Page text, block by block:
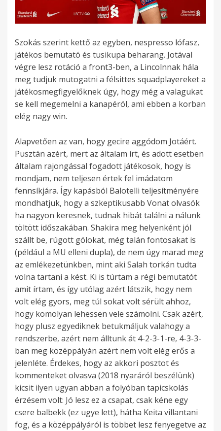
Szokás szerint kettő az egyben, nespresso lófasz,
játékos bemutató és tusikupa beharang. Jotával
végre lesz rotáció a front3-ben, a Lincolnnak hála
meg tudjuk mutogatni a félsittes squadplayereket a
játékosmegfigyelőknek úgy, hogy még a valagukat
se kell megemelni a kanapéról, ami ebben a korban
elég nagy win.
Alapvetően az van, hogy gecire aggódom Jotáért.
Pusztán azért, mert az általam írt, és adott esetben
általam rajongással fogadott játékosok, hogy is
mondjam, nem teljesen értek fel imádatom
fennsíkjára. Így kapásból Balotelli teljesítményére
mondhatjuk, hogy a szkeptikusabb Vonat olvasók
ha nagyon keresnek, tudnak hibát találni a nálunk
töltött időszakában. Shakira meg helyenként jól
szállt be, rúgott gólokat, még talán fontosakat is
(például a MU elleni dupla), de nem úgy marad meg
az emlékezetünkben, mint aki Salah torkán tudta
volna tartani a kést. Ki is túrtam a régi bemutatót
amit írtam, és így utólag azért látszik, hogy nem
volt elég gyors, meg túl sokat volt sérült ahhoz,
hogy komolyan lehessen vele számolni. Csak azért,
hogy plusz egyediknek betukmáljuk valahogy a
rendszerbe, azért nem álltunk át 4-2-3-1-re, 4-3-3-
ban meg középpályán azért nem volt elég erős a
jelenléte. Érdekes, hogy az akkori posztot és
kommenteket olvasva (2018 nyaráról beszélünk)
kicsit ilyen ugyan abban a folyóban tapicskolás
érzésem volt: Jó lesz ez a csapat, csak kéne egy
csere balbekk (ez ugye lett), hátha Keita villantani
fog, és a középpályáról is többet lesz fenyegetve az